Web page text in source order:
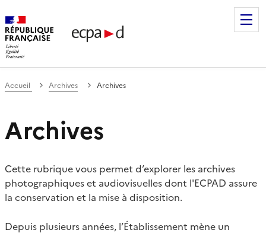
de communication et de production
Accueil Archives Archives
Archives
Cette rubrique vous permet d’explorer les archives
photographiques et audiovisuelles dont l'ECPAD assure
la conservation et la mise à disposition.
Depuis plusieurs années, l’Établissement mène un